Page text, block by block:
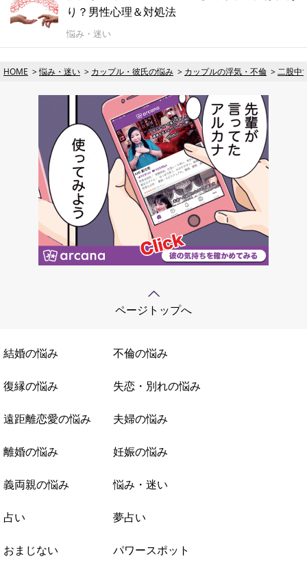
り？男性心理＆対処法
悩み・迷い
HOME 悩み・迷い カップル・彼氏の悩み カップルの浮気・不倫 二股中
ページトップへ
結婚の悩み 不倫の悩み
復縁の悩み 失恋・別れの悩み
遠距離恋愛の悩み 夫婦の悩み
離婚の悩み 妊娠の悩み
義両親の悩み 悩み・迷い
占い 夢占い
おまじない パワースポット